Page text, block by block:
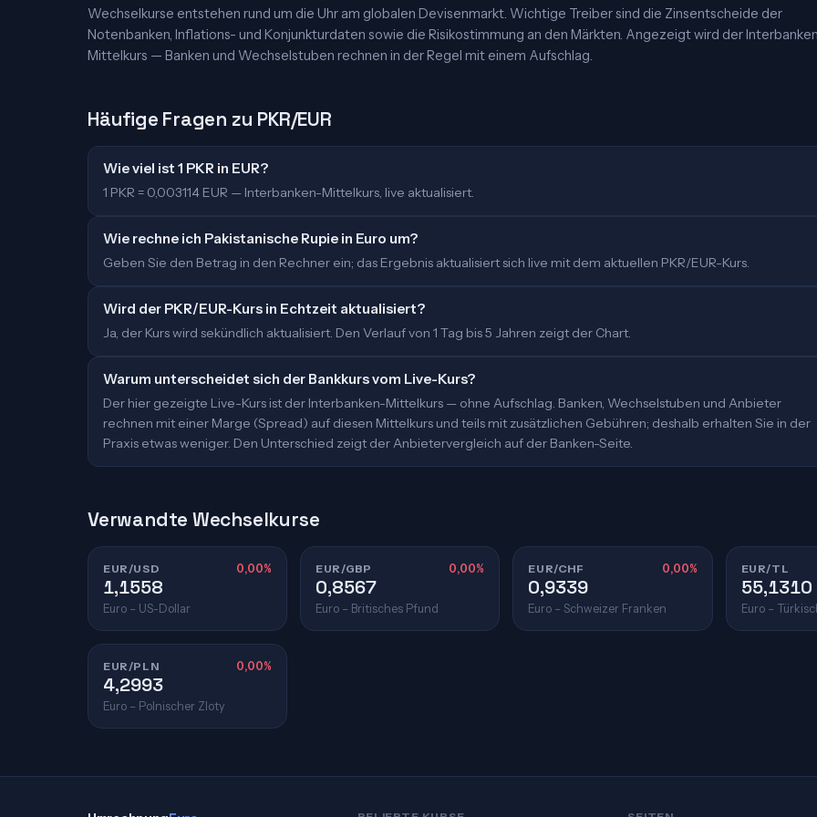
Wechselkurse entstehen rund um die Uhr am globalen Devisenmarkt. Wichtige Treiber sind die Zinsentscheide der
Notenbanken, Inflations- und Konjunkturdaten sowie die Risikostimmung an den Märkten. Angezeigt wird der
Mittelkurs — Banken und Wechselstuben rechnen in der Regel mit einem Aufschlag.
Häufige Fragen zu PKR/EUR
Wie viel ist 1 PKR in EUR?
1 PKR = 0,003114 EUR — Interbanken-Mittelkurs, live aktualisiert.
Wie rechne ich Pakistanische Rupie in Euro um?
Geben Sie den Betrag in den Rechner ein; das Ergebnis aktualisiert sich live mit dem aktuellen PKR/EUR-Kurs.
Wird der PKR/EUR-Kurs in Echtzeit aktualisiert?
Ja, der Kurs wird sekündlich aktualisiert. Den Verlauf von 1 Tag bis 5 Jahren zeigt der Chart.
Warum unterscheidet sich der Bankkurs vom Live-Kurs?
Der hier gezeigte Live-Kurs ist der Interbanken-Mittelkurs — ohne Aufschlag. Banken, Wechselstuben und Anbieter
rechnen mit einer Marge (Spread) auf diesen Mittelkurs und teils mit zusätzlichen Gebühren; deshalb erhalten Sie in der
Praxis etwas weniger. Den Unterschied zeigt der Anbietervergleich auf der Banken-Seite.
Verwandte Wechselkurse
EUR/USD 0,00%
1,1558
Euro – US-Dollar
EUR/GBP 0,00%
0,8567
Euro – Britisches Pfund
EUR/CHF 0,00%
0,9339
Euro – Schweizer Franken
EUR/TL
55,1310
Euro –
EUR/PLN 0,00%
4,2993
Euro – Polnischer Zloty